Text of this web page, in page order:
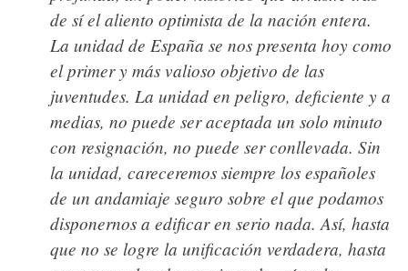
de sí el aliento optimista de la nación entera.
La unidad de España se nos presenta hoy como
el primer y más valioso objetivo de las
juventudes. La unidad en peligro, deficiente y a
medias, no puede ser aceptada un solo minuto
con resignación, no puede ser conllevada. Sin
la unidad, careceremos siempre los españoles
de un andamiaje seguro sobre el que podamos
disponernos a edificar en serio nada. Así, hasta
que no se logre la unificación verdadera, hasta